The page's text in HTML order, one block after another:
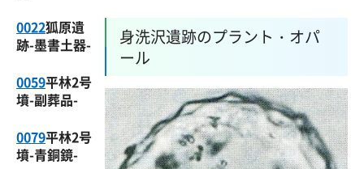
0022狐原遺
跡-墨書土器-
0059平林2号
墳-副葬品-
0079平林2号
墳-青銅鏡-
身洗沢遺跡のプラント・オパ
ール